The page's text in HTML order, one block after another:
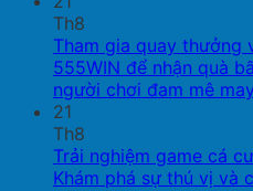
Th8
Tham gia quay thưởng
555WIN để nhận quà
người chơi đam mê
21
Th8
Trải nghiệm game cá
Khám phá sự thú vị và